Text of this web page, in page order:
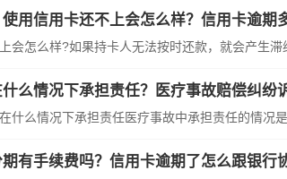
用信用卡还不上会怎么样？信用卡逾期
会怎么样?如果持卡人无法按时还款，就会产生滞
么情况下承担责任？医疗事故赔偿纠纷
什么情况下承担责任医疗事故中承担责任的情况是
有手续费吗？信用卡逾期了怎么跟银行